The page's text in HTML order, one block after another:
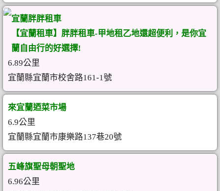
宜蘭胖胖租車
【宜蘭租車】胖胖租車-甲地租乙地還超便利，是你宜
蘭自由行的好選擇!
6.89公里
宜蘭縣宜蘭市校舍路161-1號
來宜蘭迺菜市場
6.9公里
宜蘭縣宜蘭市康樂路137巷20號
五峰旗聖母朝聖地
6.96公里